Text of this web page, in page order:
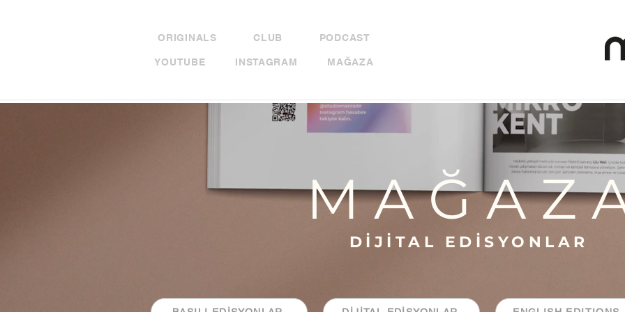
ORIGINALS CLUB PODCAST
YOUTUBE INSTAGRAM MAĞAZA
M A Ğ A Z
DİJİTAL EDİSYONLAR